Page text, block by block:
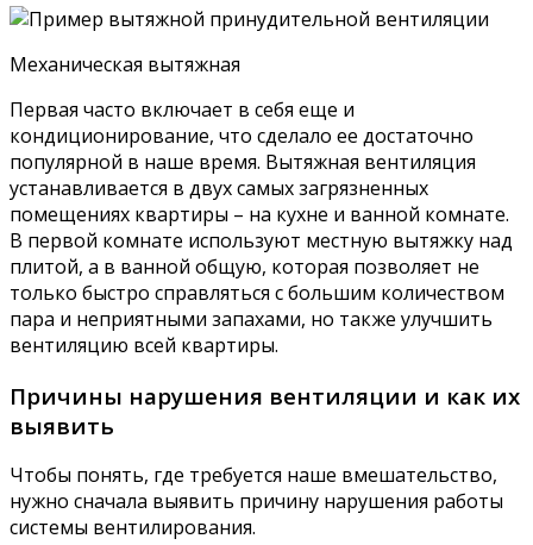
Механическая вытяжная
Первая часто включает в себя еще и
кондиционирование, что сделало ее достаточно
популярной в наше время. Вытяжная вентиляция
устанавливается в двух самых загрязненных
помещениях квартиры – на кухне и ванной комнате.
В первой комнате используют местную вытяжку над
плитой, а в ванной общую, которая позволяет не
только быстро справляться с большим количеством
пара и неприятными запахами, но также улучшить
вентиляцию всей квартиры.
Причины нарушения вентиляции и как их
выявить
Чтобы понять, где требуется наше вмешательство,
нужно сначала выявить причину нарушения работы
системы вентилирования.